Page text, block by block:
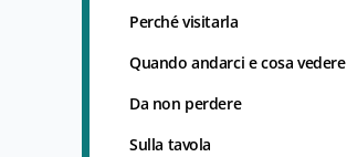
Perché visitarla
Quando andarci e cosa vedere
Da non perdere
Sulla tavola